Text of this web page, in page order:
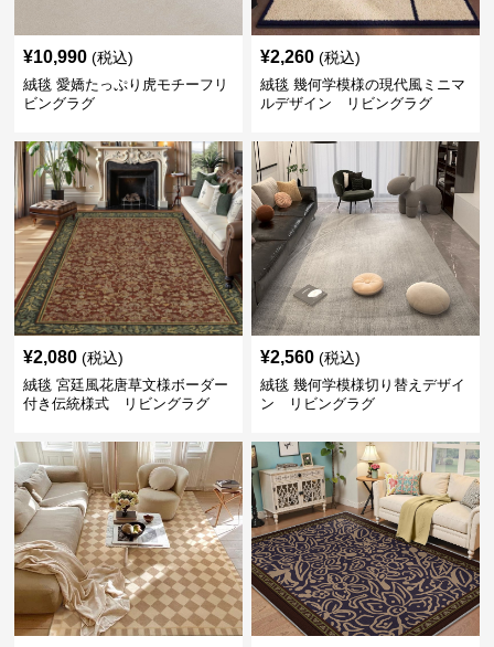
¥10,990 (税込)
絨毯 愛嬌たっぷり虎モチーフリ
ビングラグ
¥2,260 (税込)
絨毯 幾何学模様の現代風ミニマ
ルデザイン リビングラグ
¥2,080 (税込)
絨毯 宮廷風花唐草文様ボーダー
付き伝統様式 リビングラグ
¥2,560 (税込)
絨毯 幾何学模様切り替えデザイ
ン リビングラグ